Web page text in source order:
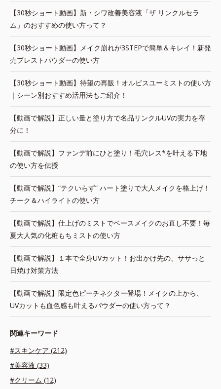
【30秒ショート動画】新・シワ改善美容液「ザ リンクルセラ
ム」のおすすめの使い方って？
【30秒ショート動画】メイク崩れが3STEPで簡単＆キレイ！新発
売プレストパウダーの使い方
【30秒ショート動画】待望の再販！オルビスユーミストの使い方
｜シーン別おすすめ活用法もご紹介！
【動画で解説】正しい量と塗り方で名品リンクルUVの実力を存
分に！
【動画で解説】ファンデ前にひと塗り！毛穴レス*を叶える下地
の使い方を伝授
【動画で解説】“テクいらず” ハート塗りで大人メイクを格上げ！
チーク＆ハイライトの使い方
【動画で解説】仕上げのミストでベースメイクのお直し不要！毎
夏大人気の化粧もちミストの使い方
【動画で解説】１本で全身UVカット！お出かけ先の、ササっと
日焼け対策方法
【動画で解説】限定色ピーチネクター登場！メイクの上から、
UVカットも血色感も叶えるパウダーの使い方って？
関連キーワード
#スキンケア (212)
#美容液 (33)
#クリーム (12)